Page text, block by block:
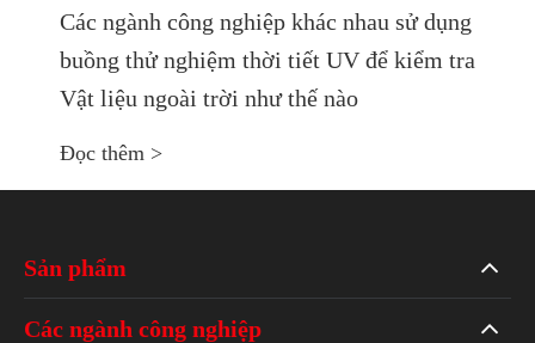
Các ngành công nghiệp khác nhau sử dụng
buồng thử nghiệm thời tiết UV để kiểm tra
Vật liệu ngoài trời như thế nào
Đọc thêm >
Sản phẩm
Các ngành công nghiệp